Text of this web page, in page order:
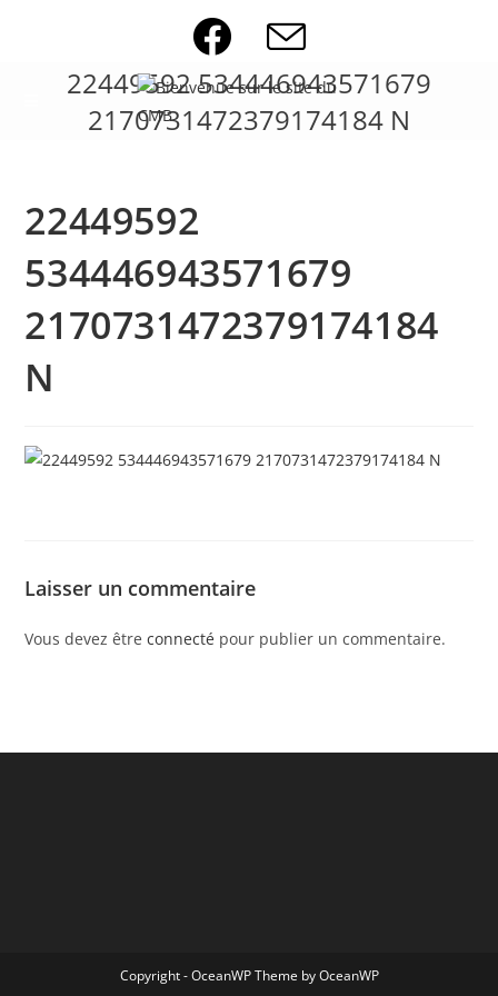
22449592 534446943571679
2170731472379174184 N
22449592
534446943571679
2170731472379174184
N
Laisser un commentaire
Vous devez êtreconnecté pour publier un commentaire.
Copyright - OceanWP Theme by OceanWP